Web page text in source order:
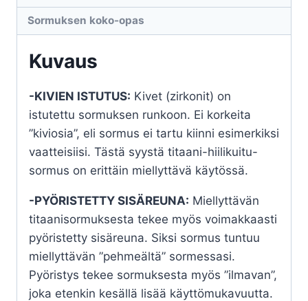
Sormuksen koko-opas
Kuvaus
-KIVIEN ISTUTUS: Kivet (zirkonit) on
istutettu sormuksen runkoon. Ei korkeita
”kiviosia”, eli sormus ei tartu kiinni esimerkiksi
vaatteisiisi. Tästä syystä titaani-hiilikuitu-
sormus on erittäin miellyttävä käytössä.
-PYÖRISTETTY SISÄREUNA: Miellyttävän
titaanisormuksesta tekee myös voimakkaasti
pyöristetty sisäreuna. Siksi sormus tuntuu
miellyttävän ”pehmeältä” sormessasi.
Pyöristys tekee sormuksesta myös ”ilmavan”,
joka etenkin kesällä lisää käyttömukavuutta.